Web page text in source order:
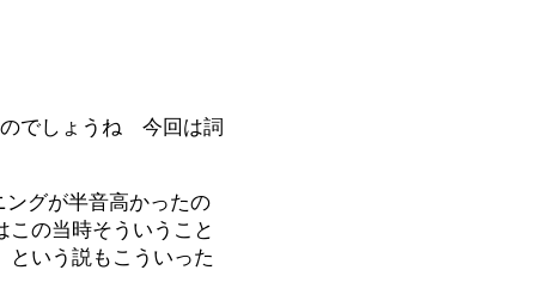
のでしょうね 今回は詞
グが半音高かったの
の当時そういうこと
という説もこういった